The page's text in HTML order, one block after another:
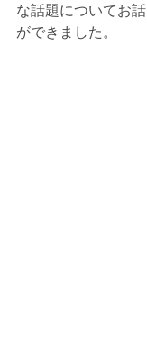
な話題についてお
ができました。